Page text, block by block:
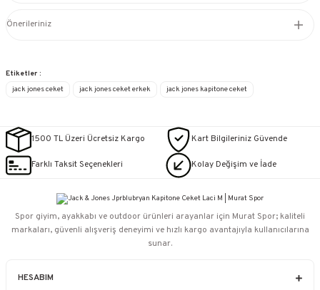
Önerileriniz
Etiketler :
jack jones ceket
jack jones ceket erkek jack jones kapitone ceket
1500 TL Üzeri Ücretsiz Kargo Kart Bilgileriniz Güvende
Farklı Taksit Seçenekleri Kolay Değişim ve İade
HESABIM
Spor giyim, ayakkabı ve outdoor ürünleri arayanlar için Murat Spor; kaliteli
markaları, güvenli alışveriş deneyimi ve hızlı kargo avantajıyla kullanıcılarına
sunar.